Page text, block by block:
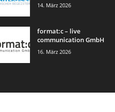
14. März 2026
format:c – live
communication GmbH
16. März 2026